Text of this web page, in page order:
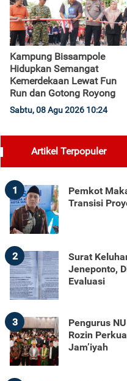
Kampung Bissampole
Hidupkan Semangat
Kemerdekaan Lewat Fun
Run dan Gotong Royong
Sabtu, 08 Agu 2026 10:24
Artikel Terpopuler
1
Pemkot
Transisi
2
Surat
Jeneponto,
Evaluasi
3
Pengurus
Rozin
Jam’iyah